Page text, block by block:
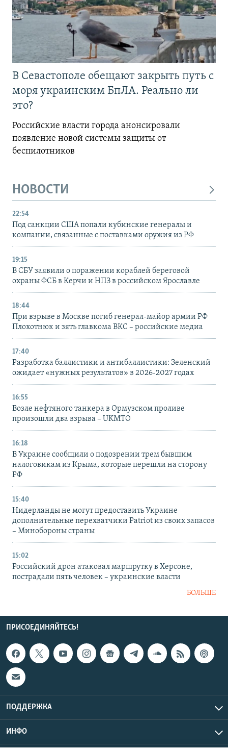
В Севастополе обещают закрыть путь с
моря украинским БпЛА. Реально ли
это?
Российские власти города анонсировали
появление новой системы защиты от
беспилотников
НОВОСТИ
22:54
Под санкции США попали кубинские генералы и
компании, связанные с поставками оружия из РФ
19:15
В СБУ заявили о поражении кораблей береговой
охраны ФСБ в Керчи и НПЗ в российском Ярославле
18:44
При взрыве в Москве погиб генерал-майор армии РФ
Плохотнюк и зять главкома ВКС – российские медиа
17:40
Разработка баллистики и антибаллистики: Зеленский
ожидает «нужных результатов» в 2026-2027 годах
16:55
Возле нефтяного танкера в Ормузском проливе
произошли два взрыва – UKMTO
16:18
В Украине сообщили о подозрении трем бывшим
налоговикам из Крыма, которые перешли на сторону
РФ
15:40
Нидерланды не могут предоставить Украине
дополнительные перехватчики Patriot из своих запасов
– Минобороны страны
15:02
Российский дрон атаковал маршрутку в Херсоне,
пострадали пять человек – украинские власти
БОЛЬШЕ
ПРИСОЕДИНЯЙТЕСЬ!
ПОДДЕРЖКА
ИНФО